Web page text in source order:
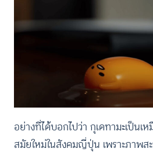
อย่างที่ได้บอกไปว่า กุเดทามะเป็น
สมัยใหม่ในสังคมญี่ปุ่น เพราะภาพ